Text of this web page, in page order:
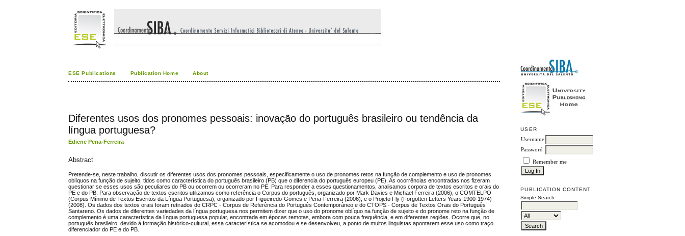
USER
Username
Password
Remember me
PUBLICATION CONTENT
Simple Search
ESE Publications Publication Home About
Diferentes usos dos pronomes pessoais: inovação do português brasileiro ou tendência da
língua portuguesa?
Ediene Pena-Ferreira
Abstract
Pretende-se, neste trabalho, discutir os diferentes usos dos pronomes pessoais, especificamente o uso de pronomes retos na função de complemento e uso de pronomes
oblíquos na função de sujeito, tidos como característica do português brasileiro (PB) que o diferencia do português europeu (PE). As ocorrências encontradas nos fizeram
questionar se esses usos são peculiares do PB ou ocorrem ou ocorreram no PE. Para responder a esses questionamentos, analisamos corpora de textos escritos e orais do
PE e do PB. Para observação de textos escritos utilizamos como referência o Corpus do português, organizado por Mark Davies e Michael Ferreira (2006), o COMTELPO
(Corpus Mínimo de Textos Escritos da Língua Portuguesa), organizado por Figueiredo-Gomes e Pena-Ferreira (2006), e o Projeto Fly (Forgotten Letters Years 1900-1974)
(2008). Os dados dos textos orais foram retirados do CRPC - Corpus de Referência do Português Contemporâneo e do CTOPS - Corpus de Textos Orais do Português
Santareno. Os dados de diferentes variedades da língua portuguesa nos permitem dizer que o uso do pronome oblíquo na função de sujeito e do pronome reto na função de
complemento é uma característica da língua portuguesa popular, encontrada em épocas remotas, embora com pouca frequência, e em diferentes regiões. Ocorre que, no
português brasileiro, devido à formação histórico-cultural, essa característica se acomodou e se desenvolveu, a ponto de muitos linguistas apontarem esse uso como traço
diferenciador do PE e do PB.